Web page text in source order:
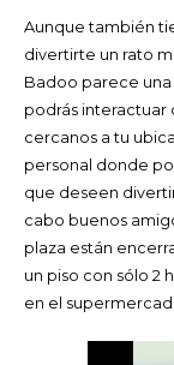
Aunque también
divertirte un rato
Badoo parece una
podrás interactuar
cercanos a tu
personal donde
que deseen
cabo buenos
plaza están
un piso con sólo 2
en el